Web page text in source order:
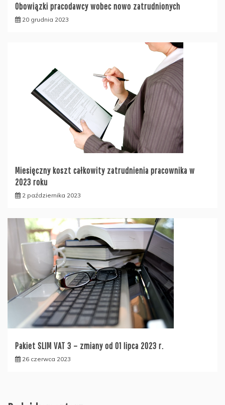
Obowiązki pracodawcy wobec nowo zatrudnionych
20 grudnia 2023
Miesięczny koszt całkowity zatrudnienia pracownika w
2023 roku
2 października 2023
Pakiet SLIM VAT 3 – zmiany od 01 lipca 2023 r.
26 czerwca 2023